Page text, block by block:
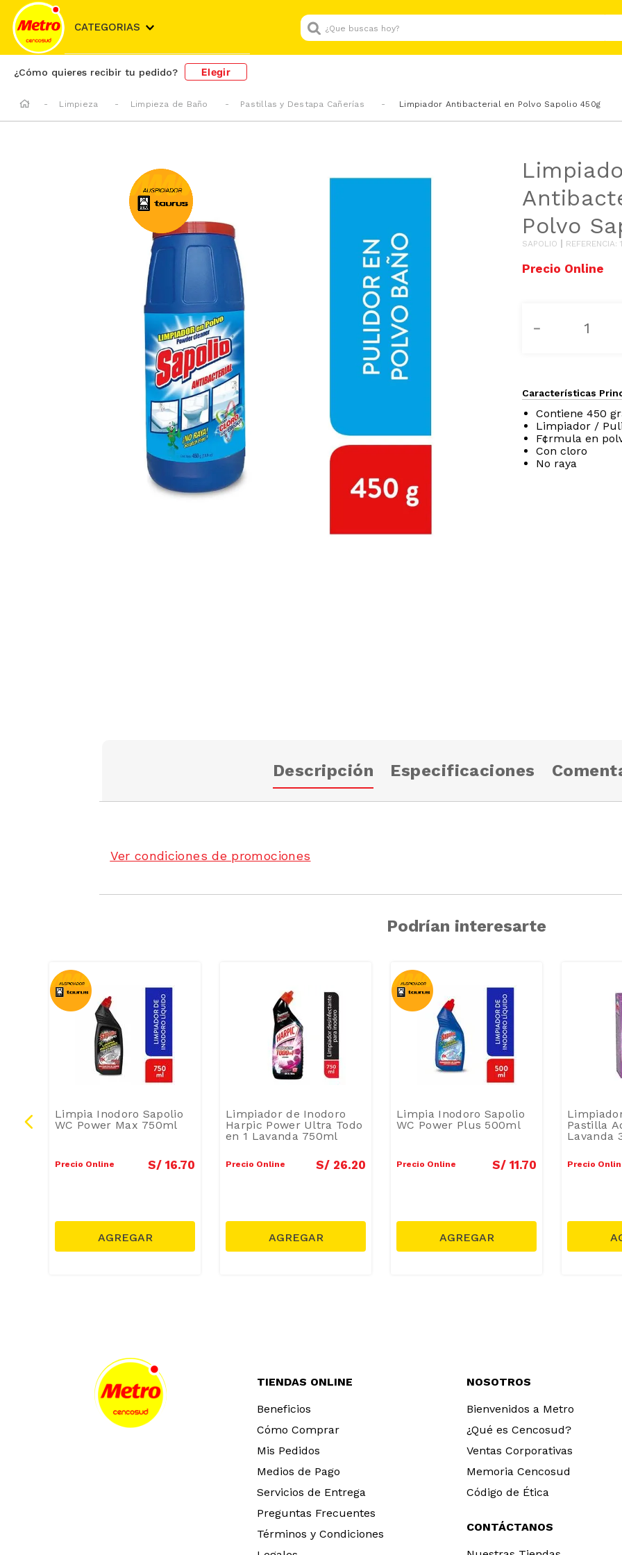
CATEGORIAS
¿Que buscas hoy?
¿Cómo quieres recibir tu pedido? Elegir
Limpieza Limpieza de Baño Pastillas y Destapa Cañerías Limpiador Antibacterial en Polvo Sapolio 450g
Polvo
SAPOLIO REFERENCIA:
－
Características
Contiene 450
Limpiador /
F¢rmula en
Con cloro
No raya
Descripción Especificaciones
Ver condiciones de promociones
Podrían interesarte
Limpia Inodoro Sapolio
WC Power Max 750ml
Precio Online S/ 16.70
Limpiador de Inodoro
Harpic Power Ultra Todo
en 1 Lavanda 750ml
Precio Online S/ 26.20
Limpia Inodoro Sapolio
WC Power Plus 500ml
Precio Online S/ 11.70
Pastilla
Lavanda
Precio
TIENDAS ONLINE
Beneficios
Cómo Comprar
Mis Pedidos
Medios de Pago
Servicios de Entrega
Preguntas Frecuentes
Términos y Condiciones
NOSOTROS
Bienvenidos a Metro
¿Qué es Cencosud?
Ventas Corporativas
Memoria Cencosud
Código de Ética
CONTÁCTANOS